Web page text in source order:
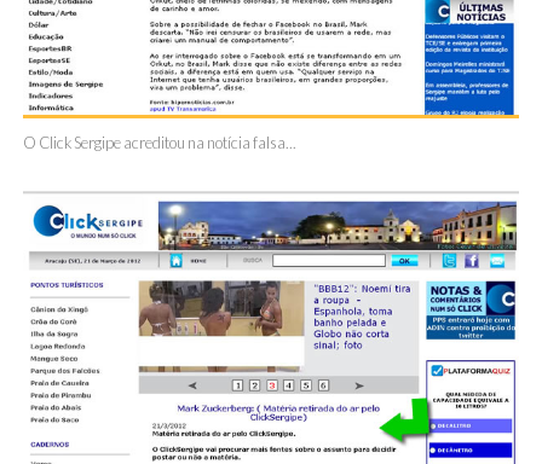
O Click Sergipe acreditou na notícia falsa...